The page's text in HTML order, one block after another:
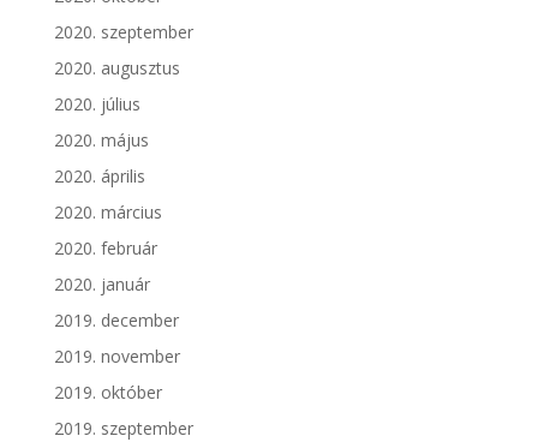
2020. szeptember
2020. augusztus
2020. július
2020. május
2020. április
2020. március
2020. február
2020. január
2019. december
2019. november
2019. október
2019. szeptember